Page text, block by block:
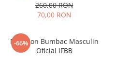
260,00 RON
70,00 RON
-66%
Pantalon Bumbac Masculin
Oficial IFBB